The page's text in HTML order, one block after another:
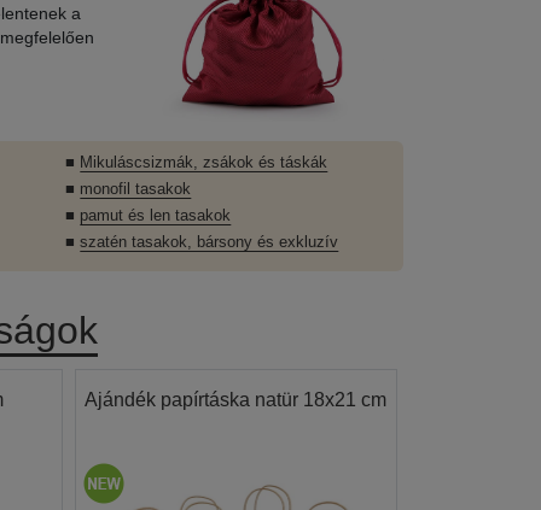
a
■ Mikuláscsizmák, zsákok és táskák
■ monofil tasakok
■ pamut és len tasakok
■szatén tasakok, bársony és exkluzív
Ajándék papírtáska natür 18x21 cm